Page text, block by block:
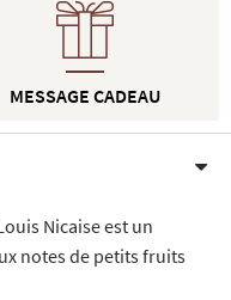
MESSAGE CADEAU
Nicaise est un
notes de petits fruits